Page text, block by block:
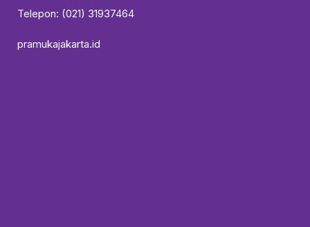
Telepon: (021) 31937464
pramukajakarta.id